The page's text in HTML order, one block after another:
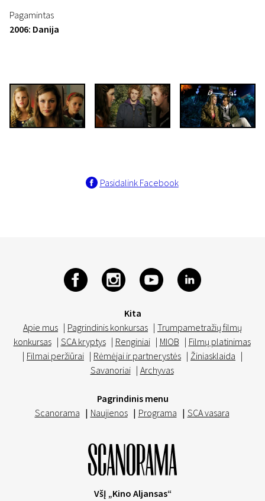
Pagamintas
2006: Danija
Pasidalink Facebook
Kita
Apie mus | Pagrindinis konkursas | Trumpametražių filmų
konkursas | SCA kryptys | Renginiai | MIOB | Filmų platinimas
| Filmai peržiūrai | Rėmėjai ir partnerystės | Žiniasklaida |
Savanoriai | Archyvas
Pagrindinis menu
Scanorama | Naujienos | Programa | SCA vasara
VšĮ „Kino Aljansas“